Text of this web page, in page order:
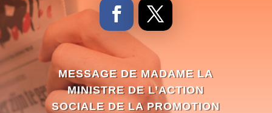
MESSAGE DE MADAME LA
MINISTRE DE L’ACTION
SOCIALE DE LA PROMOTION